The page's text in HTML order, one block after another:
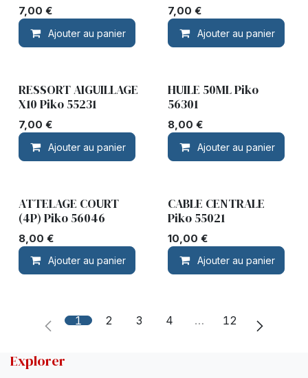
7,00 €
Ajouter au panier
7,00 €
Ajouter au panier
RESSORT AIGUILLAGE
X10 Piko 55231
7,00 €
Ajouter au panier
HUILE 50ML Piko
56301
8,00 €
Ajouter au panier
ATTELAGE COURT
(4P) Piko 56046
8,00 €
Ajouter au panier
CABLE CENTRALE
Piko 55021
10,00 €
Ajouter au panier
1 2 3 4 … 12
Explorer